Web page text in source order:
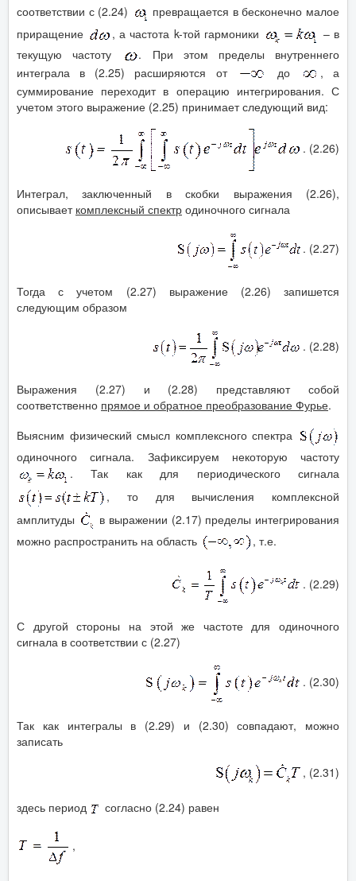
соответствии с (2.24)
превращается в бесконечно малое
приращение
, а частота k-той гармоники
– в
текущую частоту
. При этом пределы внутреннего
интеграла в (2.25) расширяются от
до
, а
суммирование переходит в операцию интегрирования. С
учетом этого выражение (2.25) принимает следующий вид:
. (2.26)
Интеграл, заключенный в скобки выражения (2.26),
описывает комплексный спектр одиночного сигнала
. (2.27)
Тогда с учетом (2.27) выражение (2.26) запишется
следующим образом
. (2.28)
Выражения (2.27) и (2.28) представляют собой
соответственно прямое и обратное преобразование Фурье.
Выясним физический смысл комплексного спектра
одиночного сигнала. Зафиксируем некоторую частоту
. Так как для периодического сигнала
, то для вычисления комплексной
амплитуды
в выражении (2.17) пределы интегрирования
можно распространить на область
, т.е.
. (2.29)
С другой стороны на этой же частоте для одиночного
сигнала в соответствии с (2.27)
. (2.30)
Так как интегралы в (2.29) и (2.30) совпадают, можно
записать
, (2.31)
здесь период согласно (2.24) равен
,